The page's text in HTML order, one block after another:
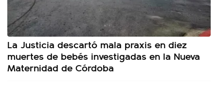
La Justicia descartó mala praxis en diez
muertes de bebés investigadas en la Nueva
Maternidad de Córdoba